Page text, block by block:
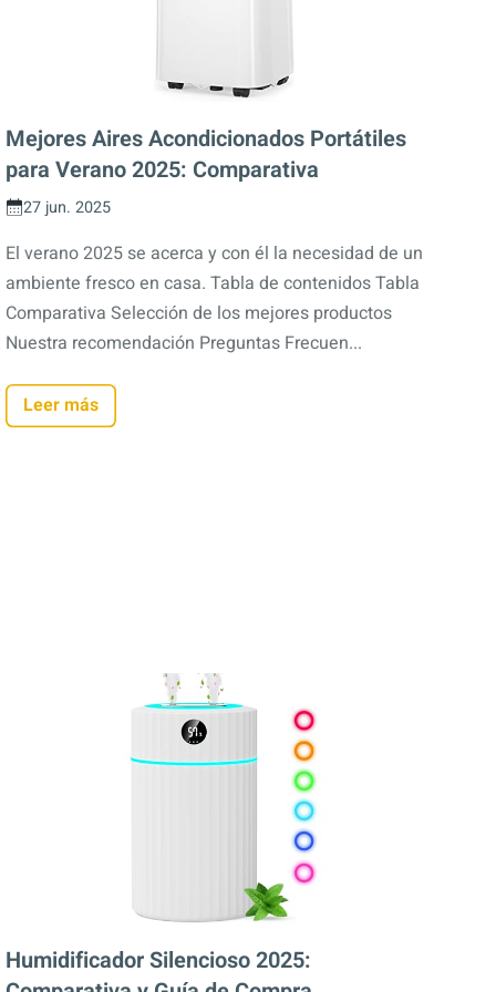
Mejores Aires Acondicionados Portátiles
para Verano 2025: Comparativa
27 jun. 2025
El verano 2025 se acerca y con él la necesidad de un
ambiente fresco en casa. Tabla de contenidos Tabla
Comparativa Selección de los mejores productos
Nuestra recomendación Preguntas Frecuen...
Leer más
Humidificador Silencioso 2025: